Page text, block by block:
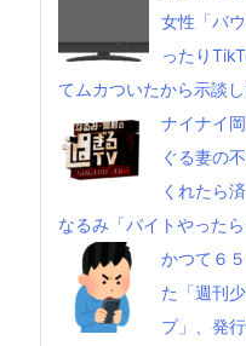
女性「バ
ったり
てムカついたから示談し
ナイナイ
ぐる妻の
くれたら
なるみ「バイトやったら
かつて６
た「週刊
プ」、発